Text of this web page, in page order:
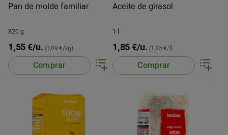
Pan de molde familiar
820 g
1,55 €/u. (1,89 €/kg)
Comprar
Aceite de girasol
1 l
1,85 €/u. (1,85 €/l)
Comprar